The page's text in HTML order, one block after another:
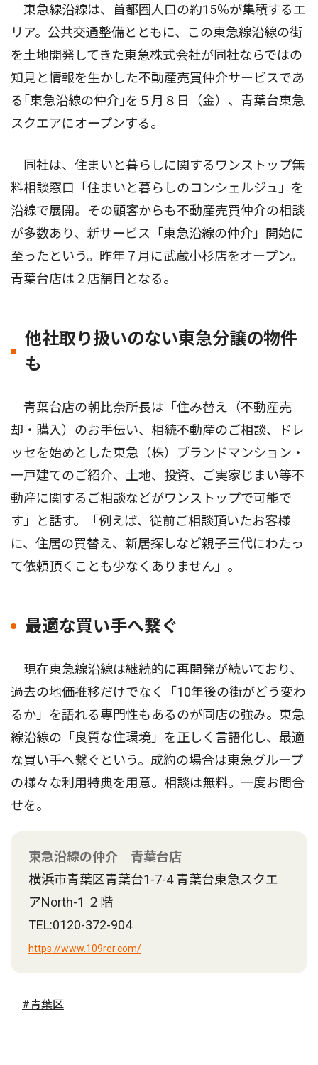
東急線沿線は、首都圏人口の約15％が集積するエ
リア。公共交通整備とともに、この東急線沿線の街
を土地開発してきた東急株式会社が同社ならではの
知見と情報を生かした不動産売買仲介サービスであ
る｢東急沿線の仲介｣を５月８日（金）、青葉台東急
スクエアにオープンする。
同社は、住まいと暮らしに関するワンストップ無
料相談窓口「住まいと暮らしのコンシェルジュ」を
沿線で展開。その顧客からも不動産売買仲介の相談
が多数あり、新サービス「東急沿線の仲介」開始に
至ったという。昨年７月に武蔵小杉店をオープン。
青葉台店は２店舗目となる。
他社取り扱いのない東急分譲の物件
も
青葉台店の朝比奈所長は「住み替え（不動産売
却・購入）のお手伝い、相続不動産のご相談、ドレ
ッセを始めとした東急（株）ブランドマンション・
一戸建てのご紹介、土地、投資、ご実家じまい等不
動産に関するご相談などがワンストップで可能で
す」と話す。「例えば、従前ご相談頂いたお客様
に、住居の買替え、新居探しなど親子三代にわたっ
て依頼頂くことも少なくありません」。
最適な買い手へ繋ぐ
現在東急線沿線は継続的に再開発が続いており、
過去の地価推移だけでなく「10年後の街がどう変わ
るか」を語れる専門性もあるのが同店の強み。東急
線沿線の「良質な住環境」を正しく言語化し、最適
な買い手へ繋ぐという。成約の場合は東急グループ
の様々な利用特典を用意。相談は無料。一度お問合
せを。
東急沿線の仲介 青葉台店
横浜市青葉区青葉台1-7-4 青葉台東急スクエ
アNorth-1 ２階
TEL:0120-372-904
https://www.109rer.com/
#青葉区